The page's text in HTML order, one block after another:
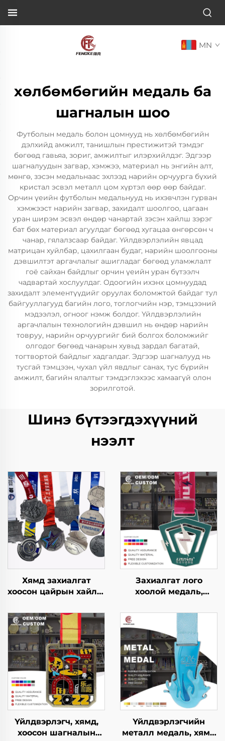
MN
хөлбөмбөгийн медаль ба
шагналын шоо
Футболын медаль болон цомнууд нь хөлбөмбөгийн
дэлхийд амжилт, танишлын престижитэй тэмдэг
бөгөөд гавьяа, зориг, амжилтыг илэрхийлдэг. Эдгээр
шагналуудын загвар, хэмжээ, материал нь энгийн алт,
мөнгө, зэсэн медальнаас эхлээд нарийн орчуурга бүхий
кристал эсвэл металл цом хүртэл өөр өөр байдаг.
Орчин үеийн футболын медальнууд нь ихэвчлэн гурван
хэмжээст нарийн загвар, захидалт шоолгоо, цагаан
уран ширэм эсвэл өндөр чанартай зэсэн хайлш зэрэг
бат бөх материал агуулдаг бөгөөд хугацаа өнгөрсөн ч
чанар, гялалзсаар байдаг. Үйлдвэрлэлийн явцад
матрицан хуйлбар, цахилгаан будаг, нарийн шоолгооны
дэвшилтэт аргачлалыг ашигладаг бөгөөд уламжлалт
гоё сайхан байдлыг орчин үеийн уран бүтээлч
чадвартай хослуулдаг. Одоогийн ихэнх цомнуудад
захидалт элементүүдийг оруулах боломжтой байдаг тул
байгууллагууд багийн лого, тоглогчийн нэр, тэмцээний
мэдээлэл, огноог нэмж болдог. Үйлдвэрлэлийн
аргачлалын технологийн дэвшил нь өндөр нарийн
товруу, нарийн орчуургийг бий болгох боломжийг
олгодог бөгөөд чанарын хувьд зардал багатай,
тогтвортой байдлыг хадгалдаг. Эдгээр шагналууд нь
тусгай тэмцээн, чухал үйл явдлыг санах, тус бүрийн
амжилт, багийн ялалтыг тэмдэглэхээс хамаагүй олон
зорилготой.
Шинэ бүтээгдэхүүний
нээлт
Хямд захиалгат
хоосон цайрын хайлш
медаль, марафоны
газар зүүний
захиалгат спортын
металл медаль
Захиалгат лого
хоолой медаль,
наадмын 3D металл
гүйцэтгэгчийн
спортын медаль
Үйлдвэрлэгч, хямд,
хоосон шагналын
Үйлдвэрлэгчийн
металл медаль, хямд